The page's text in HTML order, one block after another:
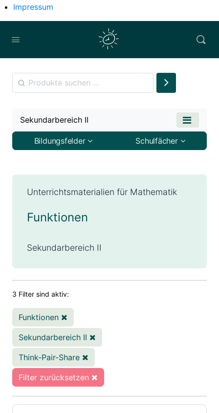
Impressum
Unterrichtsmaterialien für Mathematik
Funktionen
Sekundarbereich II
3 Filter sind aktiv:
Funktionen
Sekundarbereich II
Think-Pair-Share
Filter zurücksetzen
Sekundarbereich II
Bildungsfelder Schulfächer